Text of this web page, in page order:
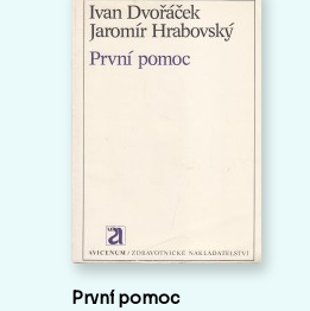
První pomoc